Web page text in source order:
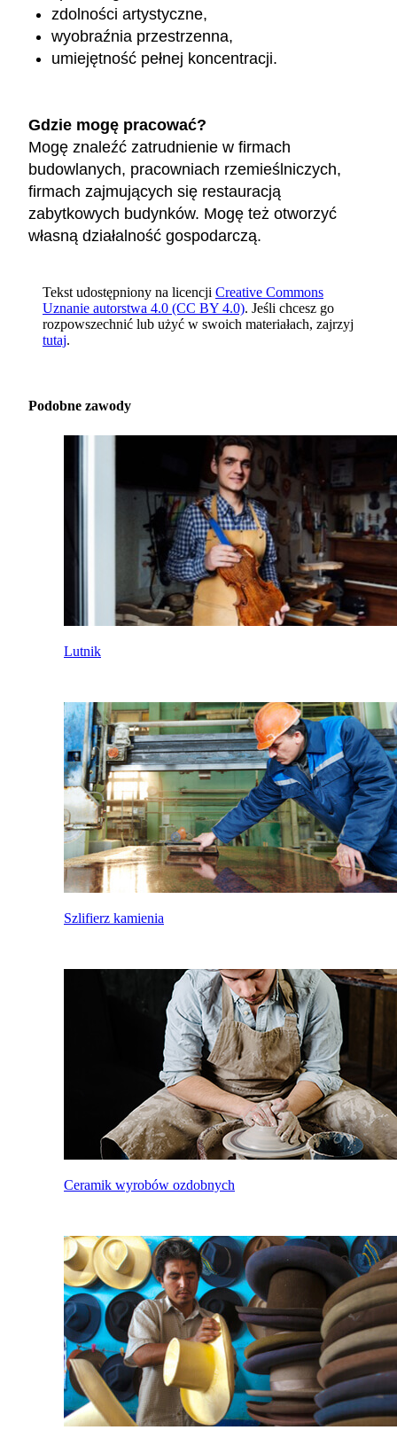
zdolności artystyczne,
wyobraźnia przestrzenna,
umiejętność pełnej koncentracji.
Gdzie mogę pracować?
Mogę znaleźć zatrudnienie w firmach
budowlanych, pracowniach rzemieślniczych,
firmach zajmujących się restauracją
zabytkowych budynków. Mogę też otworzyć
własną działalność gospodarczą.
Tekst udostępniony na licencji Creative Commons
Uznanie autorstwa 4.0 (CC BY 4.0). Jeśli chcesz go
rozpowszechnić lub użyć w swoich materiałach, zajrzyj
tutaj.
Podobne zawody
Lutnik
Szlifierz kamienia
Ceramik wyrobów ozdobnych